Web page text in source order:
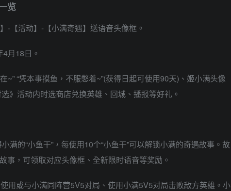
览
-【活动】-【小满奇遇】送语音头像框。
月18日。
~” “凭本事摸鱼，不服憋着~”(获得日起可使用90天)、姬小满头像
》活动内时选商店兑换英雄、回城、播报等好礼。
满的“小鱼干”，每使用10个“小鱼干”可以解锁小满的奇遇故事。故
事，可领取对应头像框、全新限时语音等奖励。
用或与小满同阵营5V5对局、使用小满5V5对局击败敌方英雄。小